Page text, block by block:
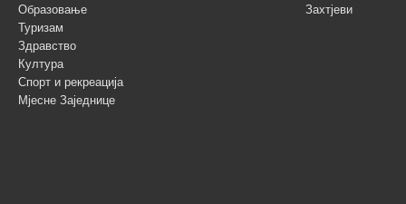
Образовање
Туризам
Здравство
Култура
Спорт и рекреација
Мјесне Заједнице
Захтјеви